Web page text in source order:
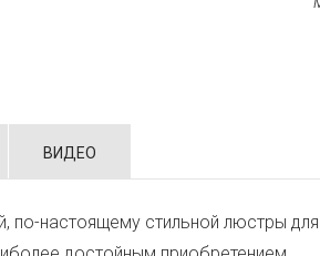
ВИДЕО
настоящему стильной люстры